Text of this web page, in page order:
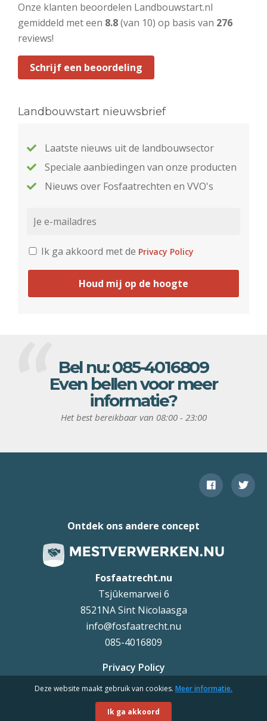
Onze klanten beoordelen Landbouwstart.nl
gemiddeld met een 8.8(van 10) op basis van 276
reviews!
Schrijf een beoordeling
Landbouwstart nieuwsbrief
Laatste nieuws uit de landbouwsector
Speciale aanbiedingen van onze producten
Nieuws over Fosfaatrechten en VVO's
Ik ga akkoord met de Privacy Policy
Houd mij op de hoogte
Bel nu:085-4016809
Even bellen voor meer
informatie?
Het best bereikbaar van 08:00 - 23:00
Fosfaatrecht.nu
Tsjûkemarwei 6
8521NA Sint Nicolaasga
info@fosfaatrecht.nu
085-4016809
Ontdek ons andere concept
Privacy Policy
©Uteq
Deze website maakt gebruik van cookies. Meer informatie.
Ik ga akkoord